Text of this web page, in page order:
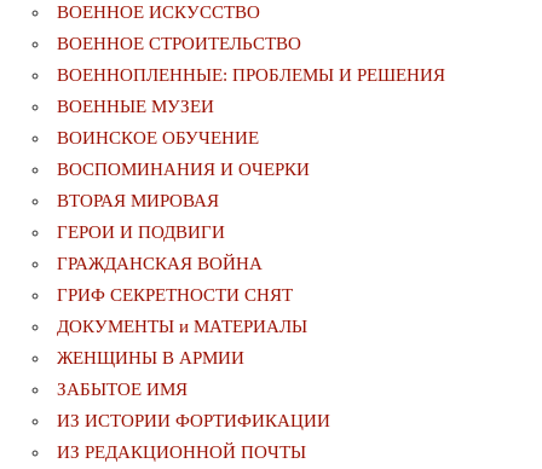
ВОЕННОЕ ИСКУССТВО
ВОЕННОЕ СТРОИТЕЛЬСТВО
ВОЕННОПЛЕННЫЕ: ПРОБЛЕМЫ И РЕШЕНИЯ
ВОЕННЫЕ МУЗЕИ
ВОИНСКОЕ ОБУЧЕНИЕ
ВОСПОМИНАНИЯ И ОЧЕРКИ
ВТОРАЯ МИРОВАЯ
ГЕРОИ И ПОДВИГИ
ГРАЖДАНСКАЯ ВОЙНА
ГРИФ СЕКРЕТНОСТИ СНЯТ
ДОКУМЕНТЫ и МАТЕРИАЛЫ
ЖЕНЩИНЫ В АРМИИ
ЗАБЫТОЕ ИМЯ
ИЗ ИСТОРИИ ФОРТИФИКАЦИИ
ИЗ РЕДАКЦИОННОЙ ПОЧТЫ